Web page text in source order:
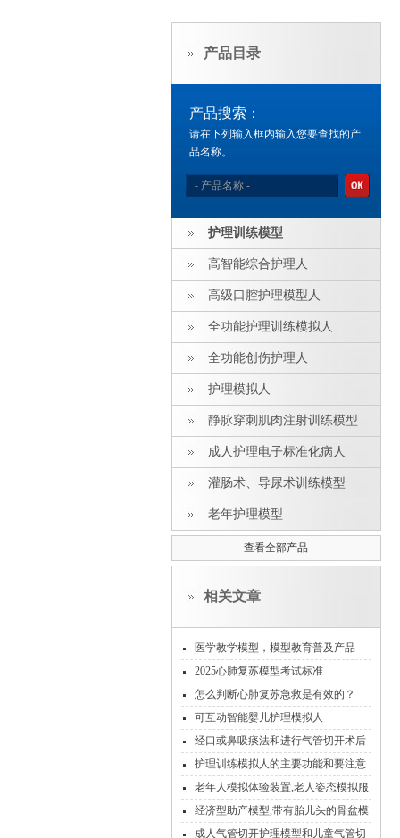
产品目录
产品搜索：
请在下列输入框内输入您要查找的产
品名称。
护理训练模型
高智能综合护理人
高级口腔护理模型人
全功能护理训练模拟人
全功能创伤护理人
护理模拟人
静脉穿刺肌肉注射训练模型
成人护理电子标准化病人
灌肠术、导尿术训练模型
老年护理模型
查看全部产品
相关文章
医学教学模型，模型教育普及产品
2025心肺复苏模型考试标准
怎么判断心肺复苏急救是有效的？
可互动智能婴儿护理模拟人
经口或鼻吸痰法和进行气管切开术后
护理
护理训练模拟人的主要功能和要注意
的维护保养方式
老年人模拟体验装置,老人姿态模拟服
模拟体验装备
经济型助产模型,带有胎儿头的骨盆模
型
成人气管切开护理模型和儿童气管切